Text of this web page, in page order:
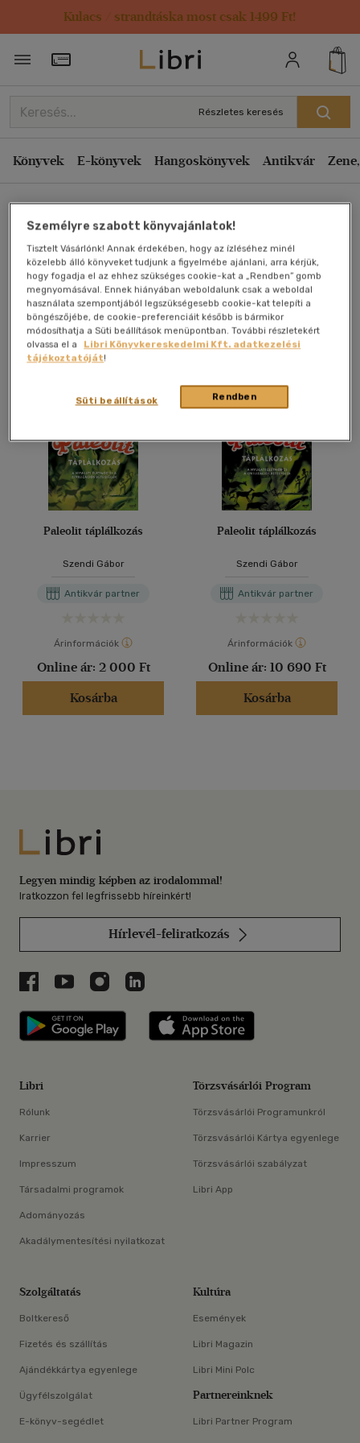
Kulacs / strandtáska most csak 1499 Ft!
Törzsvásárlói Kártya adatai
Részletes keresés
Könyvek E-könyvek Hangoskönyvek Antikvár
Paleolit táplálkozás
Szendi Gábor
Antikvár könyv (2db)
Paleolit táplálkozás
Szendi Gábor
Antikvár partner
Árinformációk
Online ár: 2 000 Ft
Kosárba
Paleolit táplálkozás
Szendi Gábor
Antikvár partner
Árinformációk
Online ár: 10 690 Ft
Kosárba
Libri
Legyen mindig képben az irodalommal!
Iratkozzon fel legfrissebb híreinkért!
Hírlevél-feliratkozás
Libri a Facebookon
Libri a Youtube-on
Libri az Instagramon
Libri a LinkedInen
Libri applikáció Szerezd meg: Google
Libri
Rólunk
Karrier
Impresszum
Társadalmi programok
Adományozás
Akadálymentesítési nyilatkozat
Törzsvásárlói Program
Törzsvásárlói Programunkról
Törzsvásárlói Kártya egyenlege
Törzsvásárlói szabályzat
Libri App
Szolgáltatás
Boltkereső
Fizetés és szállítás
Ajándékkártya egyenlege
Ügyfélszolgálat
E-könyv-segédlet
Kultúra
Események
Libri Magazin
Libri Mini Polc
Partnereinknek
Libri Partner Program
Személyre szabott könyvajánlatok!
Tisztelt Vásárlónk! Annak érdekében, hogy az ízléséhez minél
közelebb álló könyveket tudjunk a figyelmébe ajánlani, arra kérjük,
hogy fogadja el az ehhez szükséges cookie-kat a „Rendben” gomb
megnyomásával. Ennek hiányában weboldalunk csak a weboldal
használata szempontjából legszükségesebb cookie-kat telepíti a
böngészőjébe, de cookie-preferenciáit később is bármikor
módosíthatja a Süti beállítások menüpontban. További részletekért
olvassa el a
Libri Könyvkereskedelmi Kft. adatkezelési
tájékoztatóját!
Rendben
Süti beállítások